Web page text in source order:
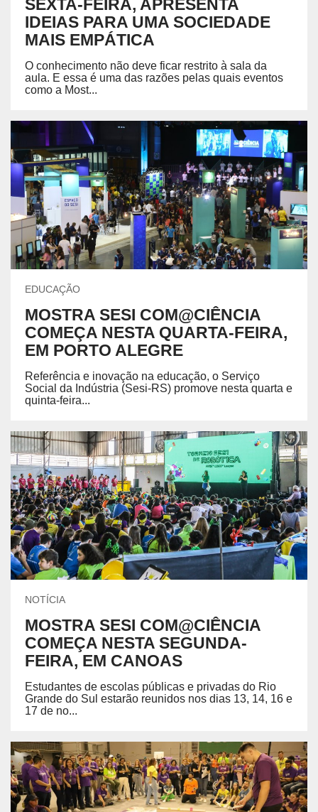
SEXTA-FEIRA, APRESENTA
IDEIAS PARA UMA SOCIEDADE
MAIS EMPÁTICA
O conhecimento não deve ficar restrito à sala da
aula. E essa é uma das razões pelas quais eventos
como a Most...
EDUCAÇÃO
MOSTRA SESI COM@CIÊNCIA
COMEÇA NESTA QUARTA-FEIRA,
EM PORTO ALEGRE
Referência e inovação na educação, o Serviço
Social da Indústria (Sesi-RS) promove nesta quarta e
quinta-feira...
NOTÍCIA
MOSTRA SESI COM@CIÊNCIA
COMEÇA NESTA SEGUNDA-
FEIRA, EM CANOAS
Estudantes de escolas públicas e privadas do Rio
Grande do Sul estarão reunidos nos dias 13, 14, 16 e
17 de no...